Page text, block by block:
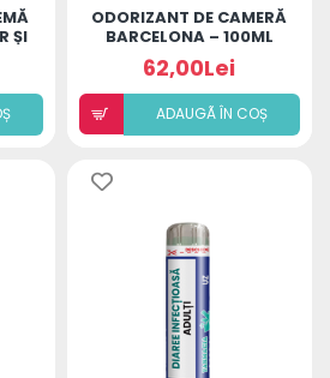
ȘI
ODORIZANT DE CAMERĂ
BARCELONA – 100ML
62,00Lei
ADAUGÃ ÎN COȘ